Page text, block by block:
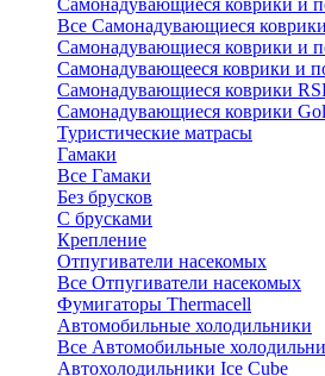
Самонадувающиеся коврики и
Все Самонадувающиеся
Самонадувающиеся коврики и
Самонадувающееся коврики и
Самонадувающиеся коврики
Самонадувающиеся коврики
Туристические матрасы
Гамаки
Все Гамаки
Без брусков
С брусками
Крепление
Отпугиватели насекомых
Все Отпугиватели насекомых
Фумигаторы Thermacell
Автомобильные холодильники
Все Автомобильные
Автохолодильники Ice Cube